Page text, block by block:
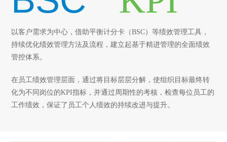
以客户需求为中心，借助平衡计分卡（BSC）等绩效管理工具，
持续优化绩效管理方法及流程，建立起基于精进管理的全面绩效
管控体系。
在员工绩效管理层面，通过将目标层层分解，使组织目标最终转
化为不同岗位的KPI指标，并通过周期性的考核，检查每位员工的
工作绩效，保证了员工个人绩效的持续改进与提升。